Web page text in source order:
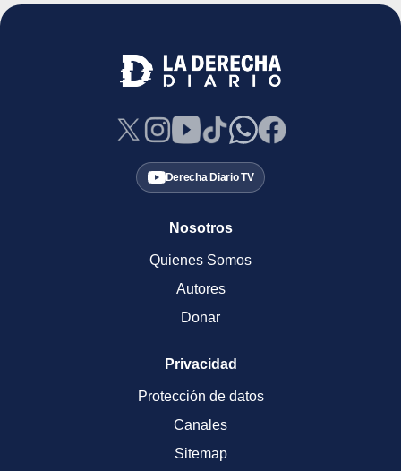
Derecha Diario TV
Nosotros
Quienes Somos
Autores
Donar
Privacidad
Protección de datos
Canales
Sitemap